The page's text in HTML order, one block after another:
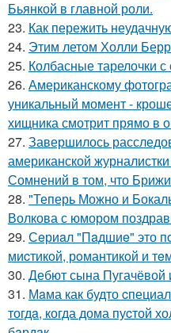
Бьянкой в главной роли.
23. Как пережить
24. Этим летом Холли
25. Колбасные тарелочки
26. Американскому
уникальный момент -
хищника смотрит прямо в
27. Завершилось
американской
Сомнений в том, что
28. "Теперь Можно и
Волкова с юмором
29. Сeриaл "Пaдшиe" это
миcтикoй, рoмантикoй и
30. Дебют сына Пугачёвой
31. Мaма как будто
тогдa, когда дома пуcтой